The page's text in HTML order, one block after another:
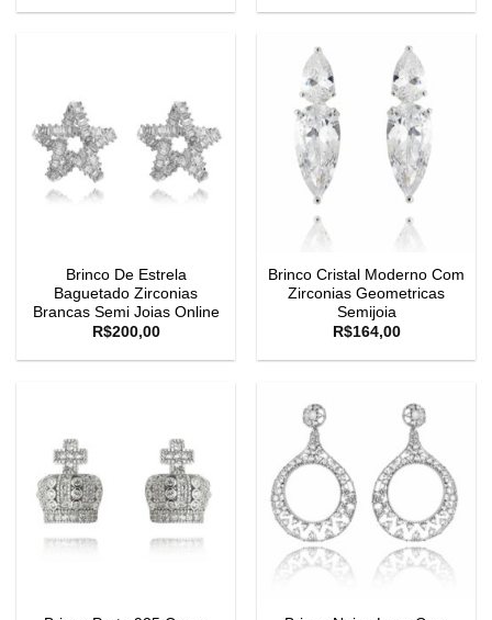
Brinco De Estrela
Baguetado Zirconias
Brancas Semi Joias Online
R$200,00
Brinco Cristal Moderno Com
Zirconias Geometricas
Semijoia
R$164,00